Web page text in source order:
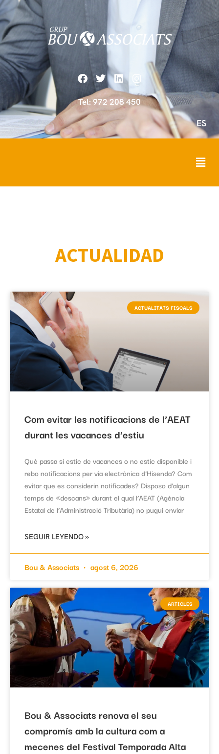
Tel: 972 208 450
ES
ACTUALIDAD
ACTUALITATS FISCALS
Com evitar les notificacions de l’AEAT
durant les vacances d’estiu
Què passa si estic de vacances o no estic disponible i
rebo notificacions per via electrònica d’Hisenda? Com
evitar que es considerin notificades? Disposo d’algun
temps de «descans» durant el qual l’AEAT (Agència
Estatal de l’Administració Tributària) no pugui enviar
SEGUIR LEYENDO »
Bou & Associats agost 6, 2026
ARTICLES
Bou & Associats renova el seu
compromís amb la cultura com a
mecenes del Festival Temporada Alta